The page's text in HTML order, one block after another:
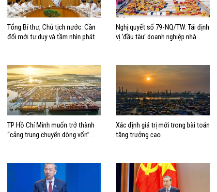
Tổng Bí thư, Chủ tịch nước: Cần
đổi mới tư duy và tầm nhìn phát
Nghị quyết số 79-NQ/TW: Tái định
vị ‘đầu tàu’ doanh nghiệp nhà
TP Hồ Chí Minh muốn trở thành
“cảng trung chuyển dòng vốn”
Xác định giá trị mới trong bài toán
tăng trưởng cao